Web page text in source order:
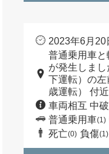
2023年6月20
普通乗用車
が発生しま
下運転）の
歳運転） 付近
車両相互 中
普通乗用車(1)
死亡(0) 負傷(1)